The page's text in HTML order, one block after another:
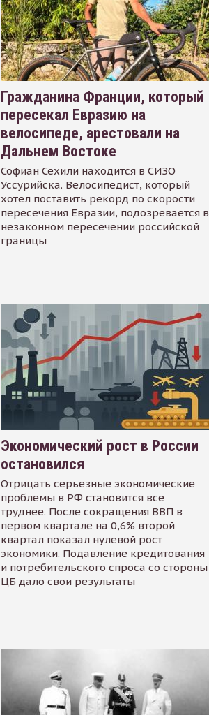
Гражданина Франции, который
пересекал Евразию на
велосипеде, арестовали на
Дальнем Востоке
Софиан Сехили находится в СИЗО
Уссурийска. Велосипедист, который
хотел поставить рекорд по скорости
пересечения Евразии, подозревается в
незаконном пересечении российской
границы
Экономический рост в России
остановился
Отрицать серьезные экономические
проблемы в РФ становится все
труднее. После сокращения ВВП в
первом квартале на 0,6% второй
квартал показал нулевой рост
экономики. Подавление кредитования
и потребительского спроса со стороны
ЦБ дало свои результаты